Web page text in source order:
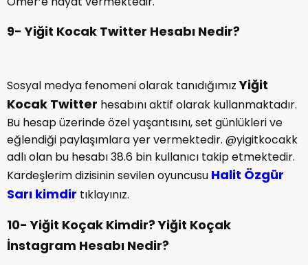
Ömer’e hayat vermektedir.
9- Yiğit Kocak Twitter Hesabı Nedir?
Sosyal medya fenomeni olarak tanıdığımızYiğit
Kocak Twitterhesabını aktif olarak kullanmaktadır.
Bu hesap üzerinde özel yaşantısını, set günlükleri ve
eğlendiği paylaşımlara yer vermektedir. @yigitkocakk
adlı olan bu hesabı 38.6 bin kullanıcı takip etmektedir.
Kardeşlerim dizisinin sevilen oyuncusu
10- Yiğit Koçak Kimdir? Yiğit Koçak